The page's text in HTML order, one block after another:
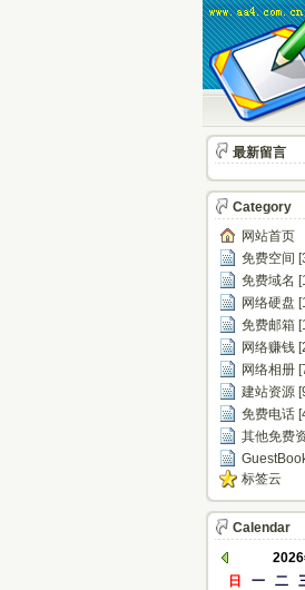
最新留言
Category
网站首页
免费空间
免费域名
网络硬盘
免费邮箱
网络赚钱
网络相册
建站资源
免费电话
其他免费
标签云
Calendar
2026
日
一 二